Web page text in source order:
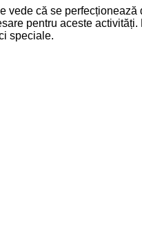
că se
pentru aceste
speciale.